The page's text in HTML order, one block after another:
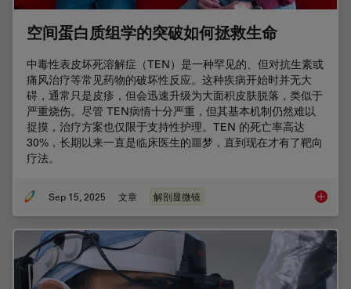
空间蛋白质组学的突破如何拯救生命
中毒性表皮坏死溶解症（TEN）是一种罕见的、但对抗生素或
痛风治疗等常见药物的破坏性反应。这种疾病开始时并无大
碍，通常只是皮疹，但会迅速升级为大面积皮肤脱落，类似于
严重烧伤。尽管 TEN病情十分严重，但其基本机制仍然难以
捉摸，治疗方案也仅限于支持性护理。TEN 的死亡率高达
30%，长期以来一直是临床医生的噩梦，直到现在才有了靶向
疗法。
Sep 15, 2025 文章 解剖显微镜 空间蛋